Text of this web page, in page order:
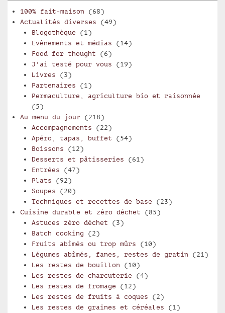
100% fait-maison (68)
Actualités diverses (49)
Blogothèque (1)
Evènements et médias (14)
Food for thought (6)
J'ai testé pour vous (19)
Livres (3)
Partenaires (1)
Permaculture, agriculture bio et raisonnée
(5)
Au menu du jour (218)
Accompagnements (22)
Apéro, tapas, buffet (54)
Boissons (12)
Desserts et pâtisseries (61)
Entrées (47)
Plats (92)
Soupes (20)
Techniques et recettes de base (23)
Cuisine durable et zéro déchet (85)
Astuces zéro déchet (3)
Batch cooking (2)
Fruits abîmés ou trop mûrs (10)
Légumes abîmés, fanes, restes de gratin (21)
Les restes de bouillon (10)
Les restes de charcuterie (4)
Les restes de fromage (12)
Les restes de fruits à coques (2)
Les restes de graines et céréales (1)